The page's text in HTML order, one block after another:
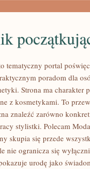
tematyczny portal
poradom dla
Strona ma charakter
z kosmetykami. To
znaleźć zarówno
stylistki. Polecam
skupia się przede
nie ogranicza się
urodę jako